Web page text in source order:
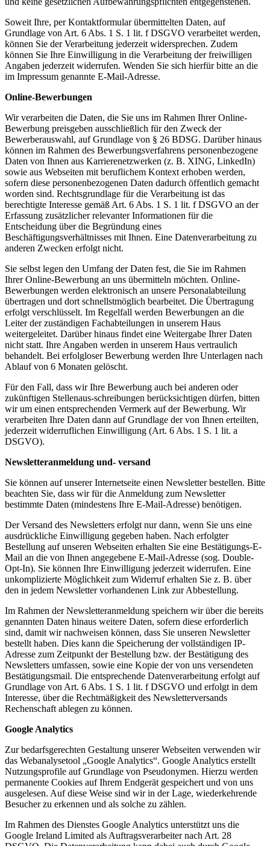
Soweit Ihre, per Kontaktformular übermittelten Daten, auf
Grundlage von Art. 6 Abs. 1 S. 1 lit. f DSGVO verarbeitet werden,
können Sie der Verarbeitung jederzeit widersprechen. Zudem
können Sie Ihre Einwilligung in die Verarbeitung der freiwilligen
Angaben jederzeit widerrufen. Wenden Sie sich hierfür bitte an die
im Impressum genannte E-Mail-Adresse.
Online-Bewerbungen
Wir verarbeiten die Daten, die Sie uns im Rahmen Ihrer Online-
Bewerbung preisgeben ausschließlich für den Zweck der
Bewerberauswahl, auf Grundlage von § 26 BDSG. Darüber hinaus
können im Rahmen des Bewerbungsverfahrens personenbezogene
Daten von Ihnen aus Karrierenetzwerken (z. B. XING, LinkedIn)
sowie aus Webseiten mit beruflichem Kontext erhoben werden,
sofern diese personenbezogenen Daten dadurch öffentlich gemacht
worden sind. Rechtsgrundlage für die Verarbeitung ist das
berechtigte Interesse gemäß Art. 6 Abs. 1 S. 1 lit. f DSGVO an der
Erfassung zusätzlicher relevanter Informationen für die
Entscheidung über die Begründung eines
Beschäftigungsverhältnisses mit Ihnen. Eine Datenverarbeitung zu
anderen Zwecken erfolgt nicht.
Sie selbst legen den Umfang der Daten fest, die Sie im Rahmen
Ihrer Online-Bewerbung an uns übermitteln möchten. Online-
Bewerbungen werden elektronisch an unsere Personalabteilung
übertragen und dort schnellstmöglich bearbeitet. Die Übertragung
erfolgt verschlüsselt. Im Regelfall werden Bewerbungen an die
Leiter der zuständigen Fachabteilungen in unserem Haus
weitergeleitet. Darüber hinaus findet eine Weitergabe Ihrer Daten
nicht statt. Ihre Angaben werden in unserem Haus vertraulich
behandelt. Bei erfolgloser Bewerbung werden Ihre Unterlagen nach
Ablauf von 6 Monaten gelöscht.
Für den Fall, dass wir Ihre Bewerbung auch bei anderen oder
zukünftigen Stellenaus-schreibungen berücksichtigen dürfen, bitten
wir um einen entsprechenden Vermerk auf der Bewerbung. Wir
verarbeiten Ihre Daten dann auf Grundlage der von Ihnen erteilten,
jederzeit widerruflichen Einwilligung (Art. 6 Abs. 1 S. 1 lit. a
DSGVO).
Newsletteranmeldung und- versand
Sie können auf unserer Internetseite einen Newsletter bestellen. Bitte
beachten Sie, dass wir für die Anmeldung zum Newsletter
bestimmte Daten (mindestens Ihre E-Mail-Adresse) benötigen.
Der Versand des Newsletters erfolgt nur dann, wenn Sie uns eine
ausdrückliche Einwilligung gegeben haben. Nach erfolgter
Bestellung auf unseren Webseiten erhalten Sie eine Bestätigungs-E-
Mail an die von Ihnen angegebene E-Mail-Adresse (sog. Double-
Opt-In). Sie können Ihre Einwilligung jederzeit widerrufen. Eine
unkomplizierte Möglichkeit zum Widerruf erhalten Sie z. B. über
den in jedem Newsletter vorhandenen Link zur Abbestellung.
Im Rahmen der Newsletteranmeldung speichern wir über die bereits
genannten Daten hinaus weitere Daten, sofern diese erforderlich
sind, damit wir nachweisen können, dass Sie unseren Newsletter
bestellt haben. Dies kann die Speicherung der vollständigen IP-
Adresse zum Zeitpunkt der Bestellung bzw. der Bestätigung des
Newsletters umfassen, sowie eine Kopie der von uns versendeten
Bestätigungsmail. Die entsprechende Datenverarbeitung erfolgt auf
Grundlage von Art. 6 Abs. 1 S. 1 lit. f DSGVO und erfolgt in dem
Interesse, über die Rechtmäßigkeit des Newsletterversands
Rechenschaft ablegen zu können.
Google Analytics
Zur bedarfsgerechten Gestaltung unserer Webseiten verwenden wir
das Webanalysetool „Google Analytics“. Google Analytics erstellt
Nutzungsprofile auf Grundlage von Pseudonymen. Hierzu werden
permanente Cookies auf Ihrem Endgerät gespeichert und von uns
ausgelesen. Auf diese Weise sind wir in der Lage, wiederkehrende
Besucher zu erkennen und als solche zu zählen.
Im Rahmen des Dienstes Google Analytics unterstützt uns die
Google Ireland Limited als Auftragsverarbeiter nach Art. 28